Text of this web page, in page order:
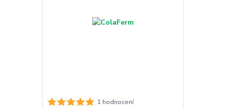
1 hodnocení